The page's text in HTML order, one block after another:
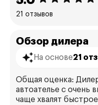
21 отзывов
Обзор дилера
На основе21
Общая оценка:
автоателье с очень
чаще хвалят